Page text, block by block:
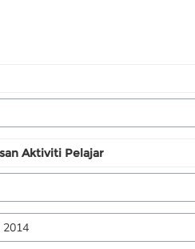
Aktiviti Pelajar
2014